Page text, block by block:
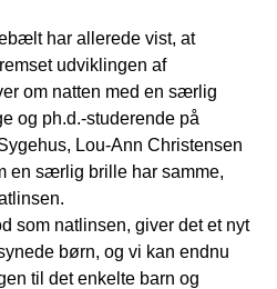
har allerede vist, at
udviklingen af
om natten med en særlig
og ph.d.-studerende på
Lou-Ann Christensen
en særlig brille har samme,
som natlinsen, giver det et nyt
børn, og vi kan endnu
til det enkelte barn og